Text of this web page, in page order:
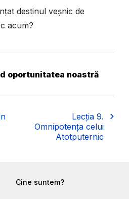
destinul veșnic de
acum?
oportunitatea noastră
Lecția 9.
Omnipotența celui
Atotputernic
Cine suntem?